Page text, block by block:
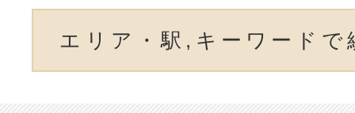
エリア・駅,キーワードで